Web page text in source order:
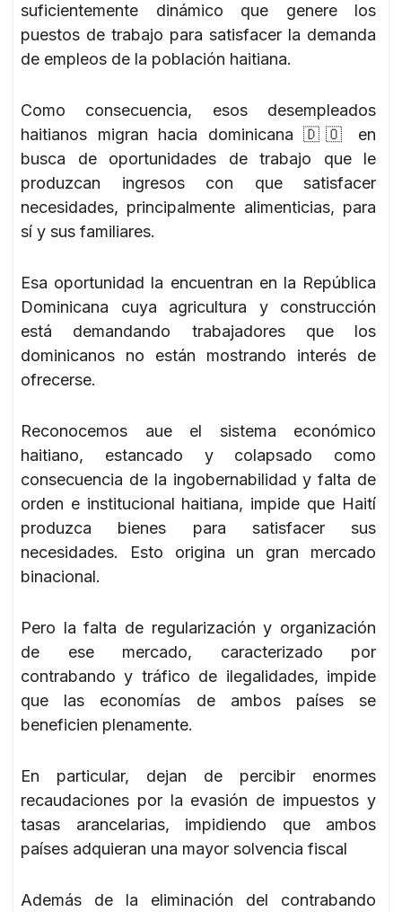
suficientemente dinámico que genere los
puestos de trabajo para satisfacer la demanda
de empleos de la población haitiana.
Como consecuencia, esos desempleados
haitianos migran hacia dominicana 🇩🇴 en
busca de oportunidades de trabajo que le
produzcan ingresos con que satisfacer
necesidades, principalmente alimenticias, para
sí y sus familiares.
Esa oportunidad la encuentran en la República
Dominicana cuya agricultura y construcción
está demandando trabajadores que los
dominicanos no están mostrando interés de
ofrecerse.
Reconocemos aue el sistema económico
haitiano, estancado y colapsado como
consecuencia de la ingobernabilidad y falta de
orden e institucional haitiana, impide que Haití
produzca bienes para satisfacer sus
necesidades. Esto origina un gran mercado
binacional.
Pero la falta de regularización y organización
de ese mercado, caracterizado por
contrabando y tráfico de ilegalidades, impide
que las economías de ambos países se
beneficien plenamente.
En particular, dejan de percibir enormes
recaudaciones por la evasión de impuestos y
tasas arancelarias, impidiendo que ambos
países adquieran una mayor solvencia fiscal
Además de la eliminación del contrabando